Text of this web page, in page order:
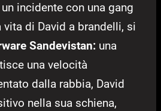
incidente con una gang
di David a brandelli, si
Sandevistan: una
una velocità
dalla rabbia, David
nella sua schiena,